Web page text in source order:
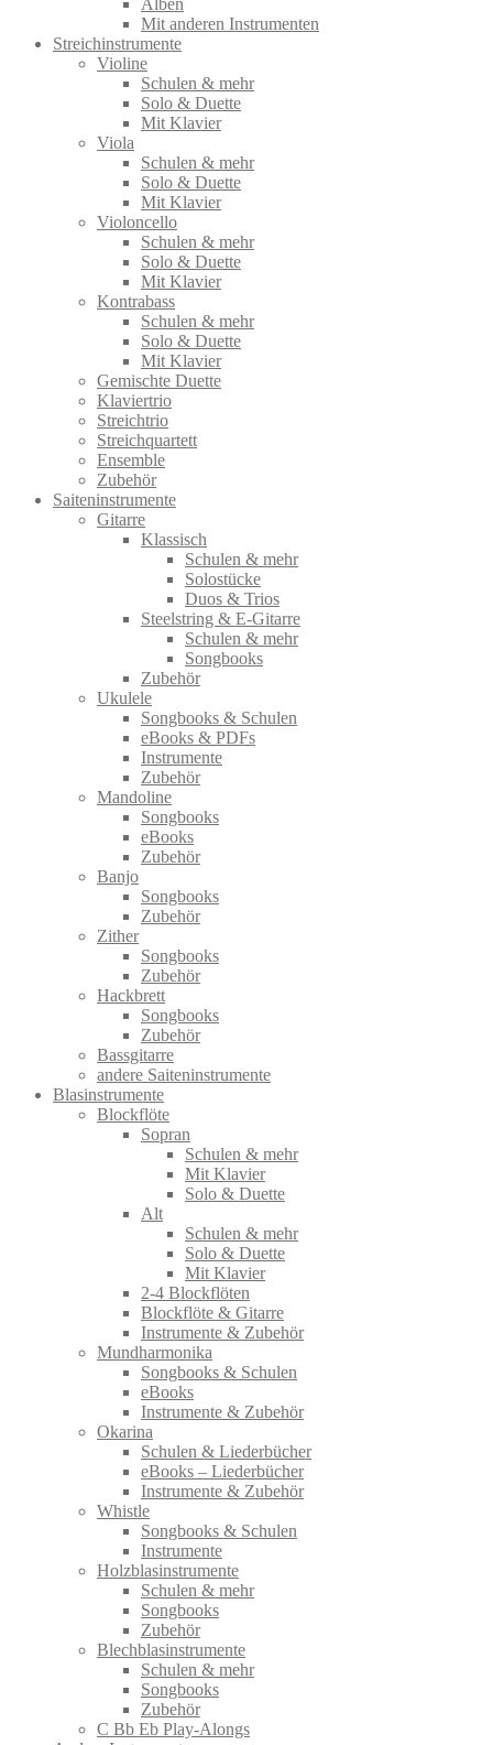
Alben
Mit anderen Instrumenten
Streichinstrumente
Violine
Schulen & mehr
Solo & Duette
Mit Klavier
Viola
Schulen & mehr
Solo & Duette
Mit Klavier
Violoncello
Schulen & mehr
Solo & Duette
Mit Klavier
Kontrabass
Schulen & mehr
Solo & Duette
Mit Klavier
Gemischte Duette
Klaviertrio
Streichtrio
Streichquartett
Ensemble
Zubehör
Saiteninstrumente
Gitarre
Klassisch
Schulen & mehr
Solostücke
Duos & Trios
Steelstring & E-Gitarre
Schulen & mehr
Songbooks
Zubehör
Ukulele
Songbooks & Schulen
eBooks & PDFs
Instrumente
Zubehör
Mandoline
Songbooks
eBooks
Zubehör
Banjo
Songbooks
Zubehör
Zither
Songbooks
Zubehör
Hackbrett
Songbooks
Zubehör
Bassgitarre
andere Saiteninstrumente
Blasinstrumente
Blockflöte
Sopran
Schulen & mehr
Mit Klavier
Solo & Duette
Alt
Schulen & mehr
Solo & Duette
Mit Klavier
2-4 Blockflöten
Blockflöte & Gitarre
Instrumente & Zubehör
Mundharmonika
Songbooks & Schulen
eBooks
Instrumente & Zubehör
Okarina
Schulen & Liederbücher
eBooks – Liederbücher
Instrumente & Zubehör
Whistle
Songbooks & Schulen
Instrumente
Holzblasinstrumente
Schulen & mehr
Songbooks
Zubehör
Blechblasinstrumente
Schulen & mehr
Songbooks
Zubehör
C Bb Eb Play-Alongs